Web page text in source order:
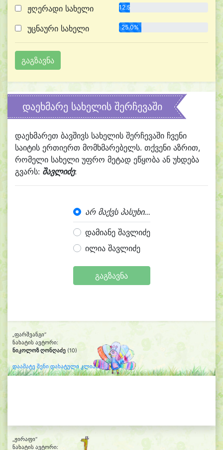
ჟღერადი სახელი 12.5%
უცნაური სახელი 25.0%
დაეხმარე სახელის შერჩევაში
დაეხმარეთ ბავშივს სახელის შერჩევაში ჩვენი
საიტის ერთიერთ მომხმარებელს. თქვენი აზრით,
რომელი სახელი უფრო მეტად ეწყობა ან უხდება
გვარს: შავლიძე:
არ მაქვს პასუხი...
დამიანე შავლიძე
ილია შავლიძე
გაგზავნა
„ფარშვანგი“
ნახატის ავტორი:
ნიკოლოზ ღონღაძე (10)
დაამატე შენი დახატული კლიპარტი
„ჟირაფი“
ნახატის ავტორი: